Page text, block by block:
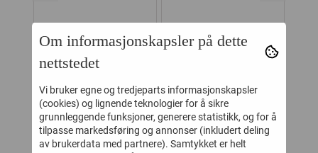
WHEAT VEST ULL
CUBA BLACK
599,-
329,-
Kjøp
JOHA GENSER
ULL/SILKE BRUN
399,-
239,-
Kjøp
Om informasjonskapsler på dette
nettstedet
Vi bruker egne og tredjeparts informasjonskapsler
(cookies) og lignende teknologier for å sikre
grunnleggende funksjoner, generere statistikk, og for å
tilpasse markedsføring og annonser (inkludert deling
av brukerdata med partnere). Samtykket er helt